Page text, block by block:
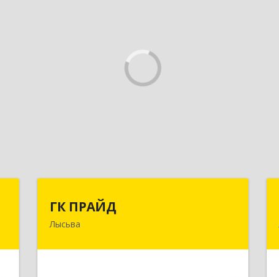
ГК ПРАЙД
Лысьва618909, Пермский край, Лысьва г,